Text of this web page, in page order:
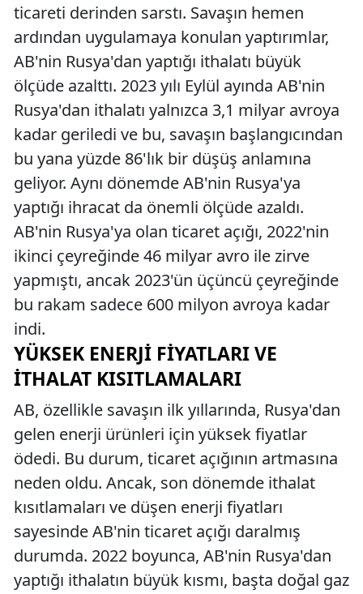
ticareti derinden sarstı. Savaşın hemen
ardından uygulamaya konulan yaptırımlar,
AB'nin Rusya'dan yaptığı ithalatı büyük
ölçüde azalttı. 2023 yılı Eylül ayında AB'nin
Rusya'dan ithalatı yalnızca 3,1 milyar avroya
kadar geriledi ve bu, savaşın başlangıcından
bu yana yüzde 86'lık bir düşüş anlamına
geliyor. Aynı dönemde AB'nin Rusya'ya
yaptığı ihracat da önemli ölçüde azaldı.
AB'nin Rusya'ya olan ticaret açığı, 2022'nin
ikinci çeyreğinde 46 milyar avro ile zirve
yapmıştı, ancak 2023'ün üçüncü çeyreğinde
bu rakam sadece 600 milyon avroya kadar
indi.
YÜKSEK ENERJI FIYATLARI VE
İTHALAT KISITLAMALARI
AB, özellikle savaşın ilk yıllarında, Rusya'dan
gelen enerji ürünleri için yüksek fiyatlar
ödedi. Bu durum, ticaret açığının artmasına
neden oldu. Ancak, son dönemde ithalat
kısıtlamaları ve düşen enerji fiyatları
sayesinde AB'nin ticaret açığı daralmış
durumda. 2022 boyunca, AB'nin Rusya'dan
yaptığı ithalatın büyük kısmı, başta doğal gaz